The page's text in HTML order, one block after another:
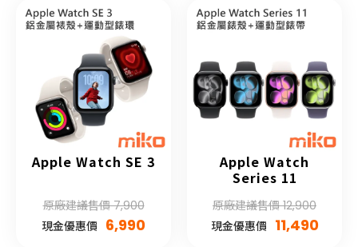
Apple Watch SE 3
原廠建議售價 7,900
現金優惠價 6,990
Apple Watch
Series 11
原廠建議售價 12,900
現金優惠價 11,490